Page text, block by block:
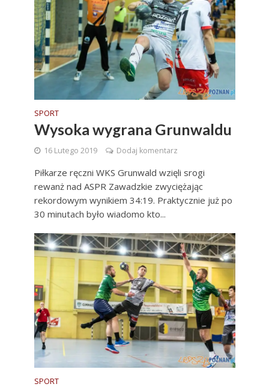
SPORT
Wysoka wygrana Grunwaldu
16 Lutego 2019 Dodaj komentarz
Piłkarze ręczni WKS Grunwald wzięli srogi
rewanż nad ASPR Zawadzkie zwyciężając
rekordowym wynikiem 34:19. Praktycznie już po
30 minutach było wiadomo kto...
SPORT